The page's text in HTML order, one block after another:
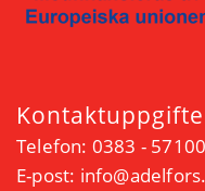
Telefon: 0383 - 57100
E-post: